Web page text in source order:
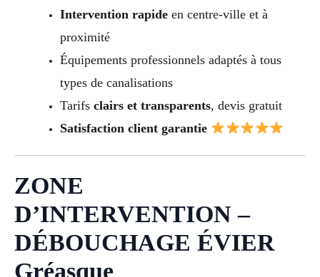
Intervention rapideen centre-ville et à
proximité
Équipements professionnels adaptés à tous
types de canalisations
Tarifs clairs et transparents, devis gratuit
Satisfaction client garantie
ZONE
D’INTERVENTION –
DÉBOUCHAGE ÉVIER
Gréasque